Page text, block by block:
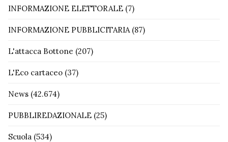
INFORMAZIONE ELETTORALE (7)
INFORMAZIONE PUBBLICITARIA(87)
L'attacca Bottone (207)
L'Eco cartaceo (37)
News (42.674)
PUBBLIREDAZIONALE (25)
Scuola (534)